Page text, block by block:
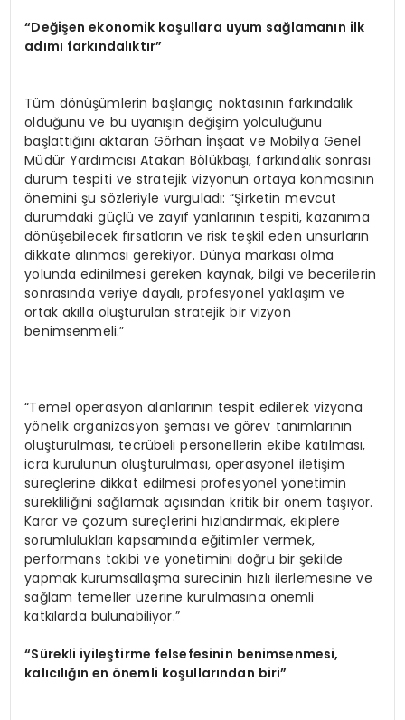
“Değişen ekonomik koşullara uyum sağlamanın ilk
adımı farkındalıktır”
Tüm dönüşümlerin başlangıç noktasının farkındalık
olduğunu ve bu uyanışın değişim yolculuğunu
başlattığını aktaran Görhan İnşaat ve Mobilya Genel
Müdür Yardımcısı Atakan Bölükbaşı, farkındalık sonrası
durum tespiti ve stratejik vizyonun ortaya konmasının
önemini şu sözleriyle vurguladı: “Şirketin mevcut
durumdaki güçlü ve zayıf yanlarının tespiti, kazanıma
dönüşebilecek fırsatların ve risk teşkil eden unsurların
dikkate alınması gerekiyor. Dünya markası olma
yolunda edinilmesi gereken kaynak, bilgi ve becerilerin
sonrasında veriye dayalı, profesyonel yaklaşım ve
ortak akılla oluşturulan stratejik bir vizyon
benimsenmeli.”
“Temel operasyon alanlarının tespit edilerek vizyona
yönelik organizasyon şeması ve görev tanımlarının
oluşturulması, tecrübeli personellerin ekibe katılması,
icra kurulunun oluşturulması, operasyonel iletişim
süreçlerine dikkat edilmesi profesyonel yönetimin
sürekliliğini sağlamak açısından kritik bir önem taşıyor.
Karar ve çözüm süreçlerini hızlandırmak, ekiplere
sorumlulukları kapsamında eğitimler vermek,
performans takibi ve yönetimini doğru bir şekilde
yapmak kurumsallaşma sürecinin hızlı ilerlemesine ve
sağlam temeller üzerine kurulmasına önemli
katkılarda bulunabiliyor.”
“Sürekli iyileştirme felsefesinin benimsenmesi,
kalıcılığın en önemli koşullarından biri”